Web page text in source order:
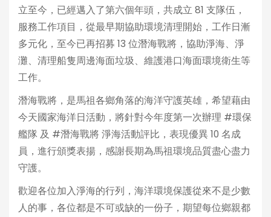
立至今，已經邁入了第六個年頭，共成立 81 支隊伍，
服務工作項目，從最早期協助環境清理開始，工作日漸
多元化，至今已再招募 13 位潛海戰將，協助淨海、淨
灘、清理船隻周邊海面垃圾、維護港口海面環境衛生等
工作。
潛海戰將，是馬祖各鄉角落的海洋守護英雄，希望藉由
今天國家海洋日活動，將針對今年度第一次辦理 #環保
艦隊 及 #潛海戰將 淨海活動評比，表現優異 10 名成
員，進行頒獎表揚，感謝長期為馬祖環境品質盡心盡力
守護。
歡迎各位加入淨海的行列，海洋環境保護從來不是少數
人的事，各位都是不可或缺的一份子，期望每位鄉親都